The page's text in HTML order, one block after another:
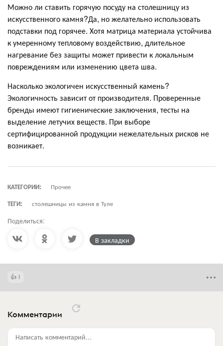
Можно ли ставить горячую посуду на столешницу из
искусственного камня?Да, но желательно использовать
подставки под горячее. Хотя матрица материала устойчива
к умеренному тепловому воздействию, длительное
нагревание без защиты может привести к локальным
повреждениям или изменению цвета шва.
Насколько экологичен искусственный камень?
Экологичность зависит от производителя. Проверенные
бренды имеют гигиенические заключения, тесты на
выделение летучих веществ. При выборе
сертифицированной продукции нежелательных рисков не
возникает.
КАТЕГОРИИ:
Прочее
ТЕГИ:
столешницы из камня в Туле
Поделиться:
В закладки
1
Комментарии
Написать комментарий...